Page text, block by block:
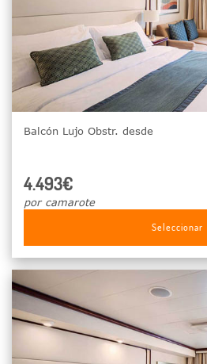
Balcón Lujo Obstr. desde
4.493€
por camarote
Seleccionar